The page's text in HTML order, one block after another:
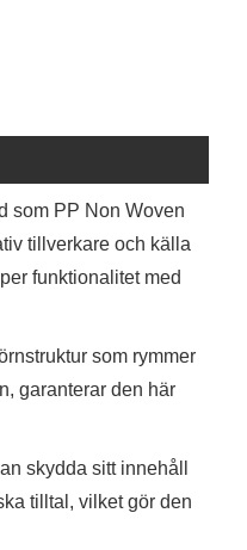
som PP Non Woven
tillverkare och källa
funktionalitet med
som rymmer
garanterar den här
skydda sitt innehåll
tilltal, vilket gör den